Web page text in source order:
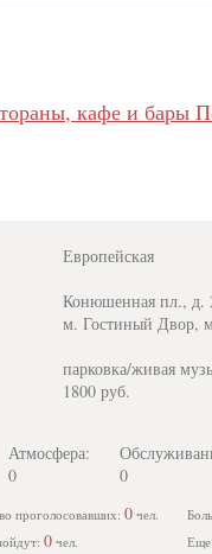
кафе и бары
Европейская
Конюшенная пл., д.
м. Гостиный Двор,
парковка/живая
1800 руб.
Атмосфера:
0
0
проголосовавших: 0 чел.
0 чел. Еще